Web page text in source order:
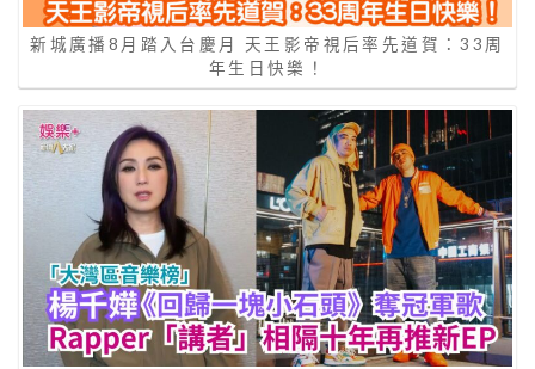
新城廣播8月踏入台慶月 天王影帝視后率先道賀：33周
年生日快樂！